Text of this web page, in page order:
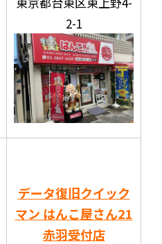
2-1
データ復旧クイック
マン はんこ屋さん21
赤羽受付店